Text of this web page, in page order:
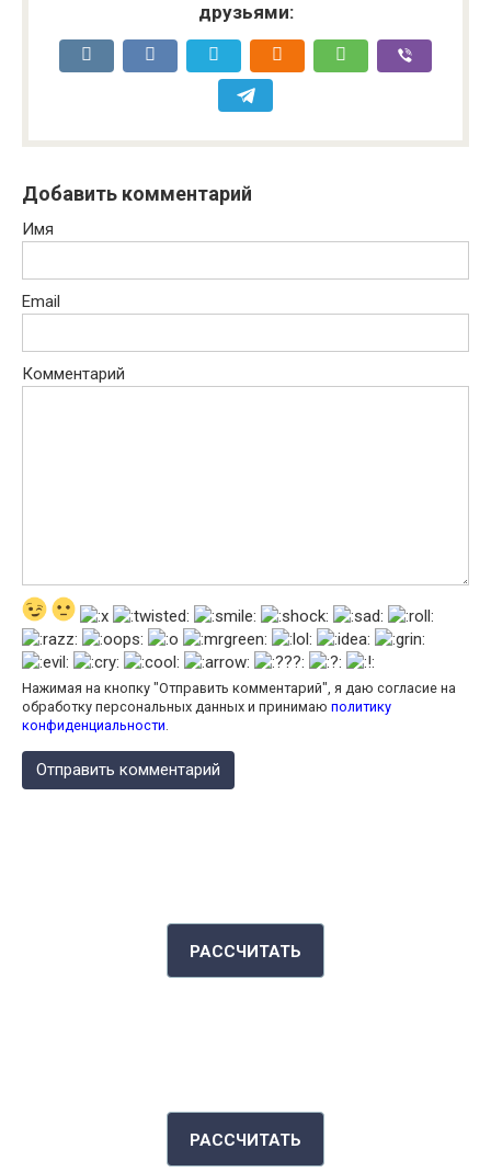
друзьями:
Добавить комментарий
Имя
Email
Комментарий
Нажимая на кнопку "Отправить комментарий", я даю согласие на
обработку персональных данных и принимаю политику
конфиденциальности
РАССЧИТАТЬ
РАССЧИТАТЬ